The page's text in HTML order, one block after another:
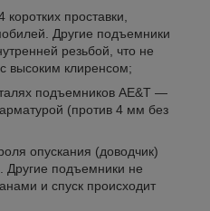
проставки,
Другие подъемники
резьбой, что не
высоким клиренсом;
подъемников AE&T ―
(против 4 мм без
опускания (доводчик)
Другие подъемники не
и спуск происходит